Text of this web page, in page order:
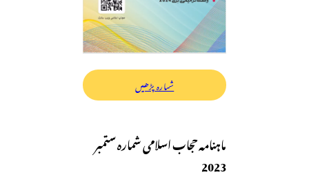
شمارہ پڑھیں
ماہنامہ حجاب اسلامی شمارہ ستمبر
2023